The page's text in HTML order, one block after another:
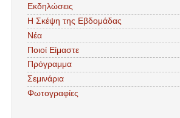
Εκδηλώσεις
Η Σκέψη της Εβδομάδας
Νέα
Ποιοί Είμαστε
Πρόγραμμα
Σεμινάρια
Φωτογραφίες